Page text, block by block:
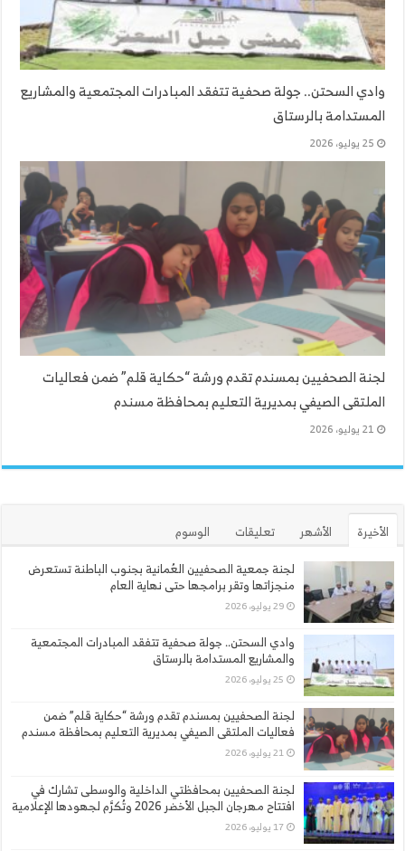
وادي السحتن.. جولة صحفية تتفقد المبادرات المجتمعية والمشاريع
المستدامة بالرستاق
25 يوليو، 2026
لجنة الصحفيين بمسندم تقدم ورشة “حكاية قلم” ضمن فعاليات
الملتقى الصيفي بمديرية التعليم بمحافظة مسندم
21 يوليو، 2026
الأخيرة الأشهر تعليقات
الوسوم
لجنة جمعية الصحفيين العُمانية بجنوب الباطنة تستعرض
منجزاتها وتقر برامجها حتى نهاية العام
29 يوليو، 2026
وادي السحتن.. جولة صحفية تتفقد المبادرات المجتمعية
والمشاريع المستدامة بالرستاق
25 يوليو، 2026
لجنة الصحفيين بمسندم تقدم ورشة “حكاية قلم” ضمن
فعاليات الملتقى الصيفي بمديرية التعليم بمحافظة مسندم
21 يوليو، 2026
لجنة الصحفيين بمحافظتي الداخلية والوسطى تشارك في
افتتاح مهرجان الجبل الأخضر 2026 وتُكرَّم لجهودها الإعلامية
17 يوليو، 2026